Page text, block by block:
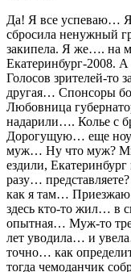
Да! Я все успеваю… Я
сбросила ненужный
закипела. Я же…. на
Екатеринбург-2008.
Голосов зрителей-то
другая… Спонсоры
Любовница
надарили…. Колье с
Дорогущую… еще
муж… Ну что муж? Мы
ездили,
разу…
как я там…
здесь кто-то жил… в
опытная… Муж-то
лет уводила… и
точно… как
тогда чемоданчик